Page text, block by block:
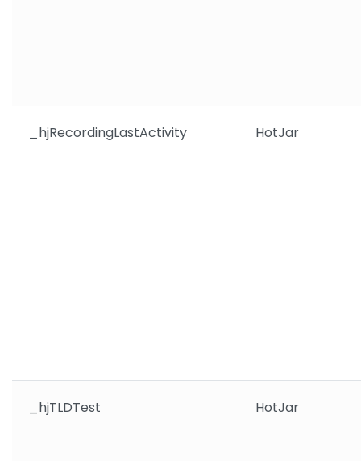
_hjRecordingLastActivity HotJar
_hjTLDTest HotJar